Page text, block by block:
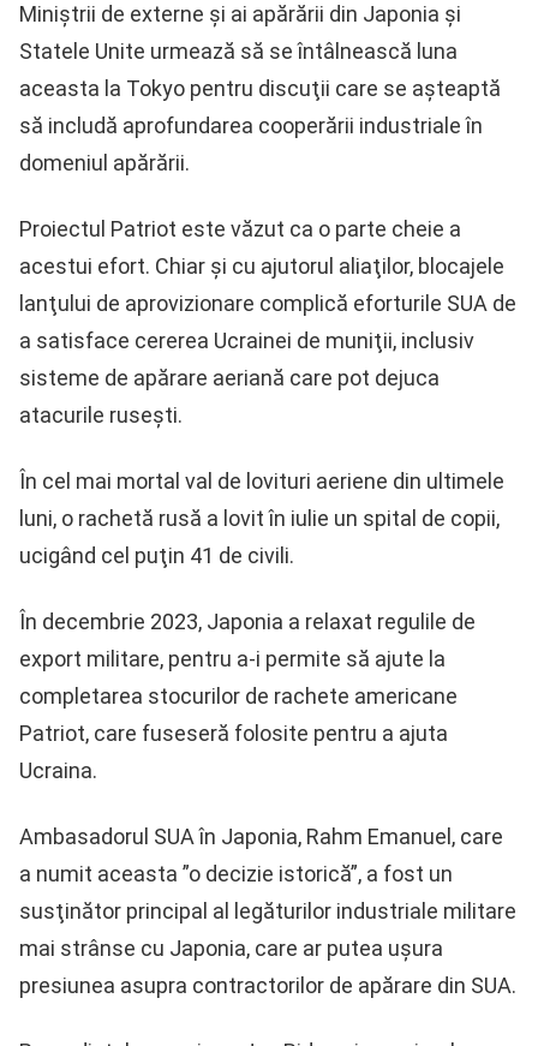
Miniştrii de externe şi ai apărării din Japonia şi
Statele Unite urmează să se întâlnească luna
aceasta la Tokyo pentru discuţii care se aşteaptă
să includă aprofundarea cooperării industriale în
domeniul apărării.
Proiectul Patriot este văzut ca o parte cheie a
acestui efort. Chiar şi cu ajutorul aliaţilor, blocajele
lanţului de aprovizionare complică eforturile SUA de
a satisface cererea Ucrainei de muniţii, inclusiv
sisteme de apărare aeriană care pot dejuca
atacurile ruseşti.
În cel mai mortal val de lovituri aeriene din ultimele
luni, o rachetă rusă a lovit în iulie un spital de copii,
ucigând cel puţin 41 de civili.
În decembrie 2023, Japonia a relaxat regulile de
export militare, pentru a-i permite să ajute la
completarea stocurilor de rachete americane
Patriot, care fuseseră folosite pentru a ajuta
Ucraina.
Ambasadorul SUA în Japonia, Rahm Emanuel, care
a numit aceasta ”o decizie istorică”, a fost un
susţinător principal al legăturilor industriale militare
mai strânse cu Japonia, care ar putea uşura
presiunea asupra contractorilor de apărare din SUA.